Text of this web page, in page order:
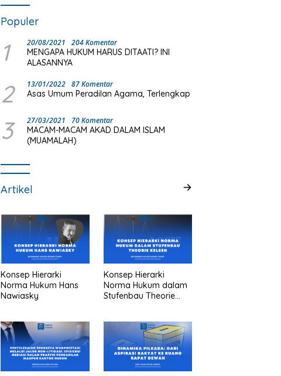
Populer
1 20/08/2021 204 Komentar
MENGAPA HUKUM HARUS DITAATI? INI
ALASANNYA
2 13/01/2022 87 Komentar
Asas Umum Peradilan Agama, Terlengkap
3 27/03/2021 70 Komentar
MACAM-MACAM AKAD DALAM ISLAM
(MUAMALAH)
Artikel
Konsep Hierarki
Norma Hukum Hans
Nawiasky
Konsep Hierarki
Norma Hukum dalam
Stufenbau Theorie